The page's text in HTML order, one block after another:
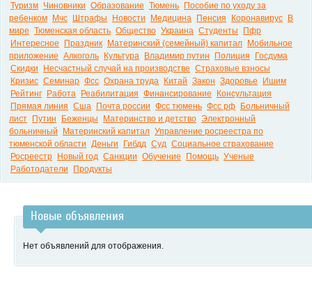
Туризм Чиновники Образование Тюмень
Пособие по уходу за
ребенком
Мчс Штрафы Новости Медицина Пенсия Коронавирус
В
мире Тюменская область Общество Украина Студенты
Пфр
Интересное
Праздник Материнский (семейный) капитал
Мобильное
приложение Алкоголь Культура Владимир путин Полиция
Госдума
Скидки
Несчастный случай на производстве Страховые взносы
Кризис Семинар Фсс Охрана труда Китай Закон Здоровье
Ишим
Рейтинг
Работа Реабилитация Финансирование
Консультация
Прямая линия Сша Почта россии Фсс тюмень Фсс рф
Больничный
лист
Путин Беженцы Материнство и детство Электронный
больничный
Материнский капитал Управление росреестра по
тюменской области Деньги Гибдд Суд Социальное страхование
Росреестр
Новый год Санкции Обучение Помощь Ученые
Работодатели
Продукты
Новые объявления
Нет объявлений для отображения.